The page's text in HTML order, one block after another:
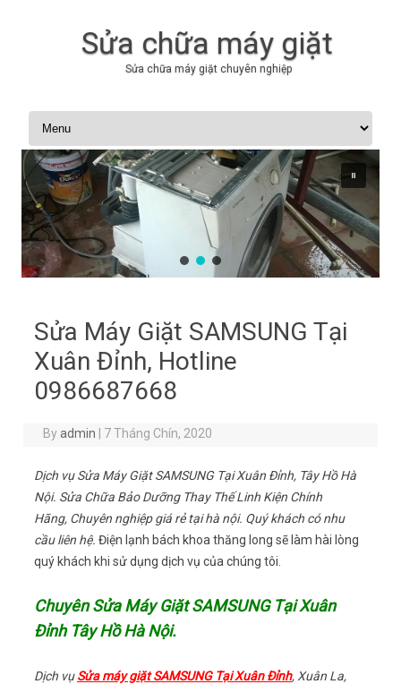
Sửa chữa máy giặt
Sửa chữa máy giặt chuyên nghiệp
Skip to content
Sửa Máy Giặt SAMSUNG Tại
Xuân Đỉnh, Hotline
0986687668
Byadmin 7 Tháng Chín, 2020
Dịch vụ Sửa Máy Giặt SAMSUNG Tại Xuân Đỉnh, Tây Hồ Hà
Nội. Sửa Chữa Bảo Dưỡng Thay Thế Linh Kiện Chính
Hãng, Chuyên nghiệp giá rẻ tại hà nội. Quý khách có nhu
cầu liên hệ. Điện lạnh bách khoa thăng long sẽ làm hài lòng
quý khách khi sử dụng dịch vụ của chúng tôi.
Chuyên Sửa Máy Giặt SAMSUNG Tại Xuân
Đỉnh Tây Hồ Hà Nội.
Dịch vụSửa máy giặt SAMSUNG Tại Xuân Đỉnh, Xuân La,